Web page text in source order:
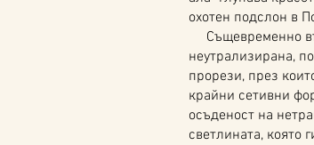
охотен подслон в
Същевременно
неутрализирана,
прорези, през
крайни сетивни
осъденост на
светлината, която